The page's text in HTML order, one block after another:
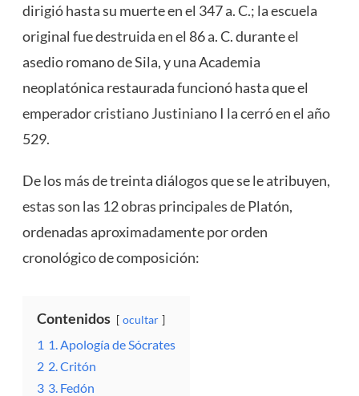
dirigió hasta su muerte en el 347 a. C.; la escuela
original fue destruida en el 86 a. C. durante el
asedio romano de Sila, y una Academia
neoplatónica restaurada funcionó hasta que el
emperador cristiano Justiniano I la cerró en el año
529.
De los más de treinta diálogos que se le atribuyen,
estas son las 12 obras principales de Platón,
ordenadas aproximadamente por orden
cronológico de composición:
Contenidos ocultar
1 1. Apología de Sócrates
2 2. Critón
3 3. Fedón